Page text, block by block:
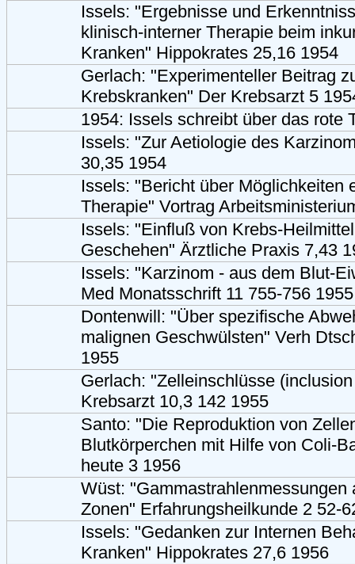
Issels: "Ergebnisse und
klinisch-interner Therapie beim
Kranken" Hippokrates 25,16 1954
Gerlach: "Experimenteller Beitrag
Krebskranken" Der Krebsarzt 5
1954: Issels schreibt über das rote
Issels: "Zur Aetiologie des
30,35 1954
Issels: "Bericht über Möglichkeiten
Therapie" Vortrag
Issels: "Einfluß von Krebs-
Geschehen" Ärztliche Praxis 7,43
Issels: "Karzinom - aus dem Blut-
Med Monatsschrift 11 755-756 1955
Dontenwill: "Über spezifische
malignen Geschwülsten" Verh
1955
Gerlach: "Zelleinschlüsse
Krebsarzt 10,3 142 1955
Santo: "Die Reproduktion von
Blutkörperchen mit Hilfe von Coli-
heute 3 1956
Wüst: "Gammastrahlenmessungen
Zonen" Erfahrungsheilkunde 2 52-
Issels: "Gedanken zur Internen
Kranken" Hippokrates 27,6 1956